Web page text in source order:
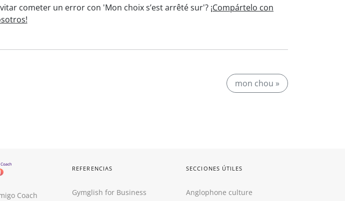
cometer un error con 'Mon choix s’est arrêté sur'? ¡Compártelo con
mon chou »
Coach
REFERENCIAS
Gymglish for Business
SECCIONES ÚTILES
Anglophone culture